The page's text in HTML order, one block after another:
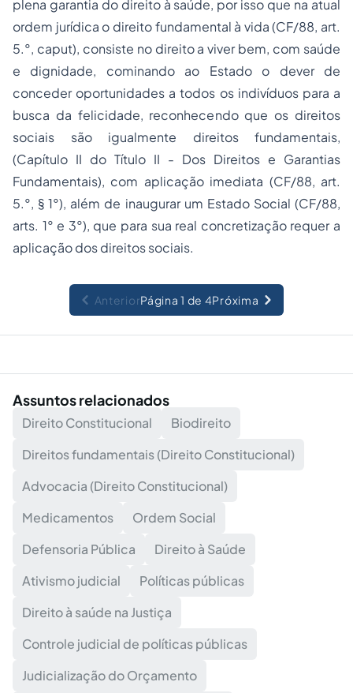
plena garantia do direito à saúde, por isso que na atual
ordem jurídica o direito fundamental à vida (CF/88, art.
5.°, caput), consiste no direito a viver bem, com saúde
e dignidade, cominando ao Estado o dever de
conceder oportunidades a todos os indivíduos para a
busca da felicidade, reconhecendo que os direitos
sociais são igualmente direitos fundamentais,
(Capítulo II do Título II - Dos Direitos e Garantias
Fundamentais), com aplicação imediata (CF/88, art.
5.°, § 1°), além de inaugurar um Estado Social (CF/88,
arts. 1° e 3°), que para sua real concretização requer a
aplicação dos direitos sociais.
AnteriorPágina 1 de 4Próxima
Assuntos relacionados
Direito Constitucional
Biodireito
Direitos fundamentais (Direito Constitucional)
Advocacia (Direito Constitucional)
Medicamentos
Ordem Social
Defensoria Pública
Direito à Saúde
Ativismo judicial
Políticas públicas
Direito à saúde na Justiça
Controle judicial de políticas públicas
Judicialização do Orçamento